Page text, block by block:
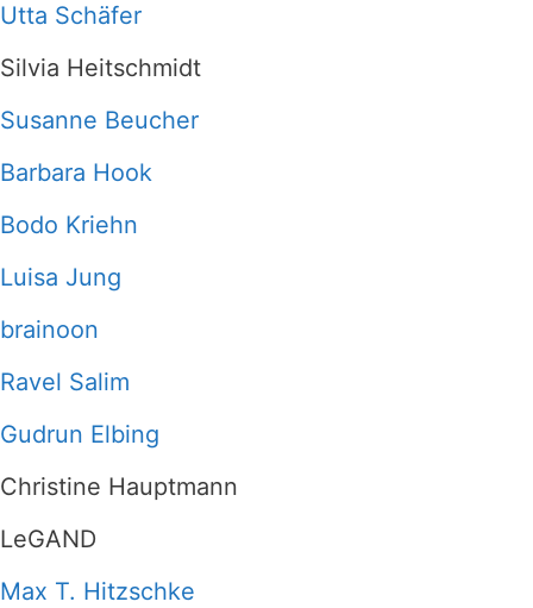
Utta Schäfer
Silvia Heitschmidt
Susanne Beucher
Barbara Hook
Bodo Kriehn
Luisa Jung
brainoon
Ravel Salim
Gudrun Elbing
Christine Hauptmann
LeGAND
Max T. Hitzschke